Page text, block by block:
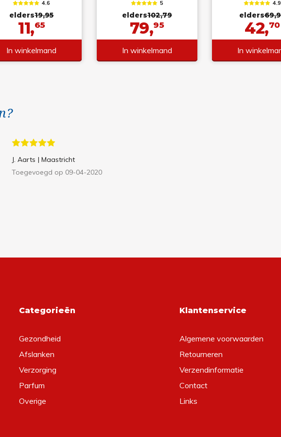
4.6
elders19,95
11,65
In winkelmand
5
elders102,79
79,95
In winkelmand
4.9
elders
42,70
In
J. Aarts | Maastricht
Toegevoegd op 09-04-2020
Categorieën
Gezondheid
Afslanken
Verzorging
Parfum
Overige
Klantenservice
Algemene voorwaarden
Retourneren
Verzendinformatie
Contact
Links